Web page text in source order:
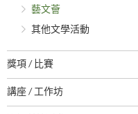
藝文薈
其他文學活動
獎項 / 比賽
講座 / 工作坊